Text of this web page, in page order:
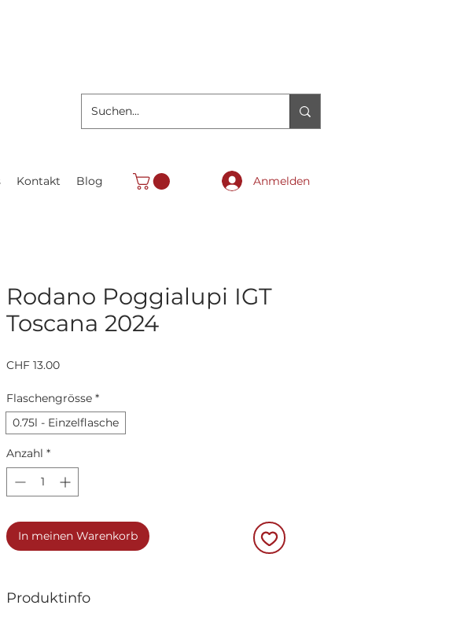
Kontakt Blog Anmelden
Rodano Poggialupi IGT
Toscana 2024
CHF 13.00Preis
Flaschengrösse *
0.75l - Einzelflasche
Anzahl *
In meinen Warenkorb
Produktinfo